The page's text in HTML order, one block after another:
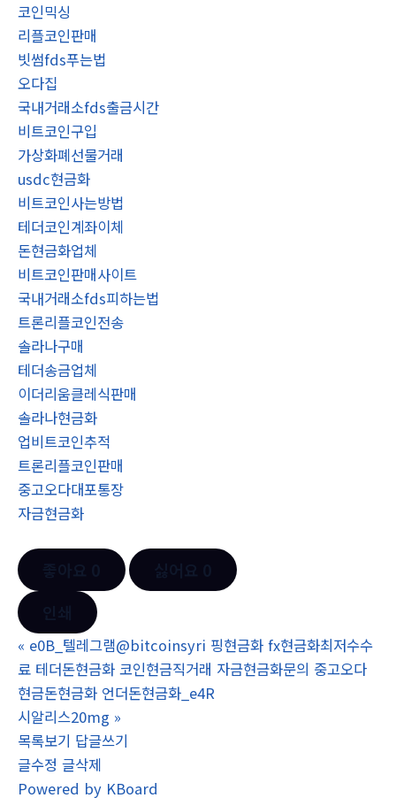
코인믹싱
리플코인판매
빗썸fds푸는법
오다집
국내거래소fds출금시간
비트코인구입
가상화폐선물거래
usdc현금화
비트코인사는방법
테더코인계좌이체
돈현금화업체
비트코인판매사이트
국내거래소fds피하는법
트론리플코인전송
솔라나구매
테더송금업체
이더리움클레식판매
솔라나현금화
업비트코인추적
트론리플코인판매
중고오다대포통장
자금현금화
« e0B_텔레그램@bitcoinsyri 핑현금화 fx현금화최저수수
료 테더돈현금화 코인현금직거래 자금현금화문의 중고오다
현금돈현금화 언더돈현금화_e4R
시알리스20mg »
목록보기 답글쓰기
글수정 글삭제
Powered by KBoard